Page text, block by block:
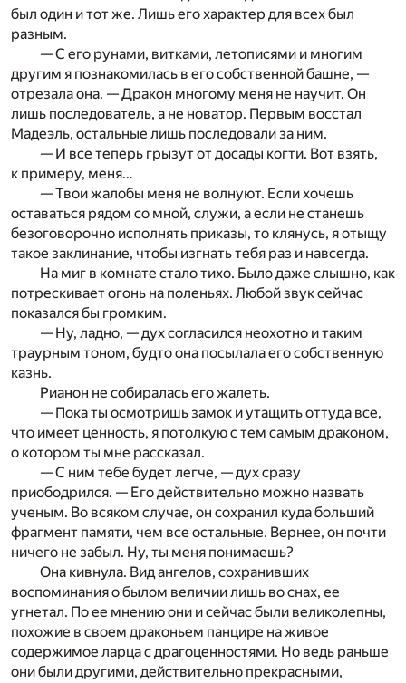
был один и тот же. Лишь его характер для всех был
разным.
— С его рунами, витками, летописями и многим
другим я познакомилась в его собственной башне, —
отрезала она. — Дракон многому меня не научит. Он
лишь последователь, а не новатор. Первым восстал
Мадеэль, остальные лишь последовали за ним.
— И все теперь грызут от досады когти. Вот взять,
к примеру, меня…
— Твои жалобы меня не волнуют. Если хочешь
оставаться рядом со мной, служи, а если не станешь
безоговорочно исполнять приказы, то клянусь, я отыщу
такое заклинание, чтобы изгнать тебя раз и навсегда.
На миг в комнате стало тихо. Было даже слышно, как
потрескивает огонь на поленьях. Любой звук сейчас
показался бы громким.
— Ну, ладно, — дух согласился неохотно и таким
траурным тоном, будто она посылала его собственную
казнь.
Рианон не собиралась его жалеть.
— Пока ты осмотришь замок и утащить оттуда все,
что имеет ценность, я потолкую с тем самым драконом,
о котором ты мне рассказал.
— С ним тебе будет легче, — дух сразу
приободрился. — Его действительно можно назвать
ученым. Во всяком случае, он сохранил куда больший
фрагмент памяти, чем все остальные. Вернее, он почти
ничего не забыл. Ну, ты меня понимаешь?
Она кивнула. Вид ангелов, сохранивших
воспоминания о былом величии лишь во снах, ее
угнетал. По ее мнению они и сейчас были великолепны,
похожие в своем драконьем панцире на живое
содержимое ларца с драгоценностями. Но ведь раньше
они были другими, действительно прекрасными,